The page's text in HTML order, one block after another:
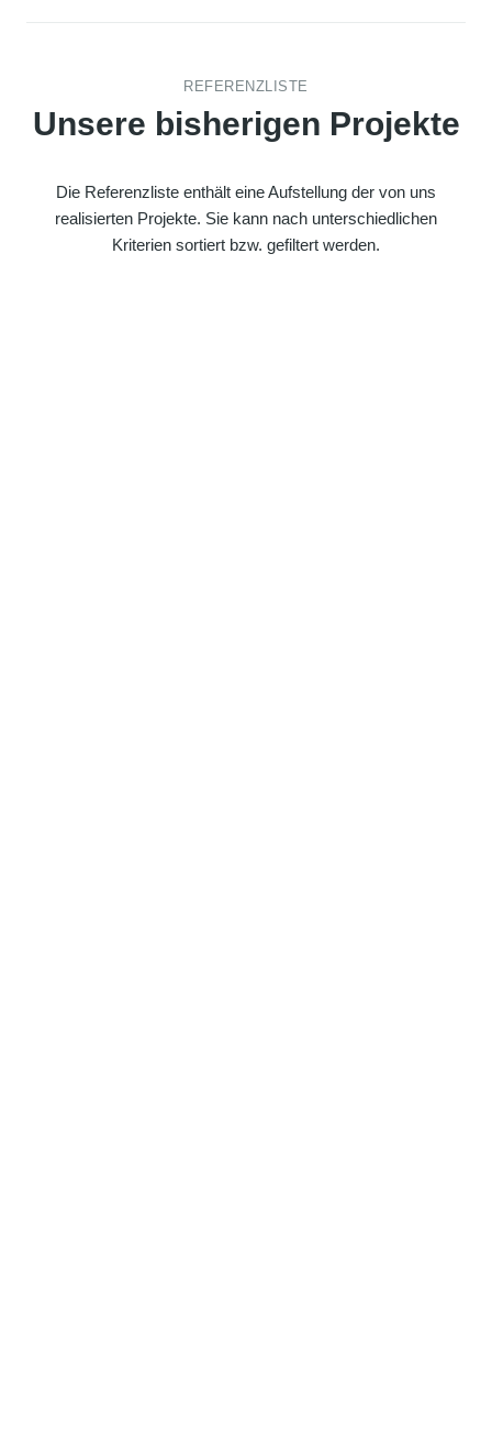
REFERENZLISTE
Unsere bisherigen Projekte
Die Referenzliste enthält eine Aufstellung der von uns
realisierten Projekte. Sie kann nach unterschiedlichen
Kriterien sortiert bzw. gefiltert werden.